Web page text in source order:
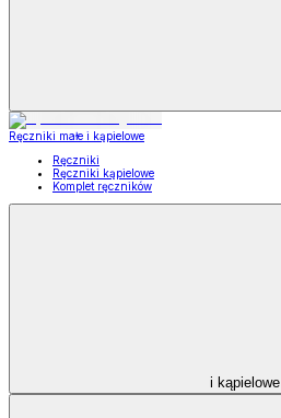
Ręczniki małe i kąpielowe
Ręczniki
Ręczniki kąpielowe
Komplet ręczników
i kąpielowe